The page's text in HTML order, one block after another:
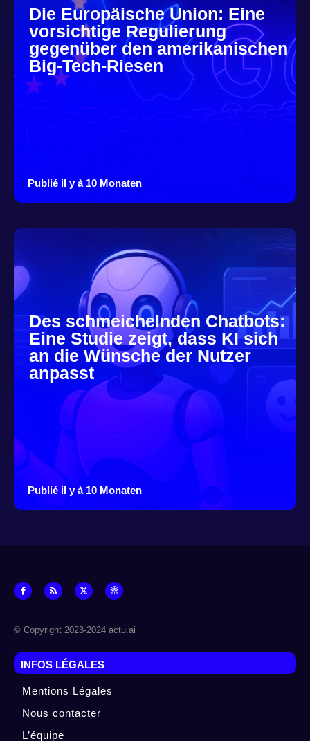
Die Europäische Union: Eine
vorsichtige Regulierung
gegenüber den amerikanischen
Big-Tech-Riesen
Publié il y à 10 Monaten
Des schmeichelnden Chatbots:
Eine Studie zeigt, dass KI sich
an die Wünsche der Nutzer
anpasst
Publié il y à 10 Monaten
© Copyright 2023-2024 actu.ai
INFOS LÉGALES
Mentions Légales
Nous contacter
L’équipe